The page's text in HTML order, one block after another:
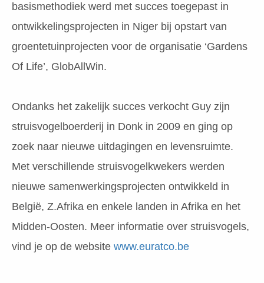
basismethodiek werd met succes toegepast in
ontwikkelingsprojecten in Niger bij opstart van
groentetuinprojecten voor de organisatie ‘Gardens
Of Life’, GlobAllWin.
Ondanks het zakelijk succes verkocht Guy zijn
struisvogelboerderij in Donk in 2009 en ging op
zoek naar nieuwe uitdagingen en levensruimte.
Met verschillende struisvogelkwekers werden
nieuwe samenwerkingsprojecten ontwikkeld in
België, Z.Afrika en enkele landen in Afrika en het
Midden-Oosten. Meer informatie over struisvogels,
vind je op de website www.euratco.be